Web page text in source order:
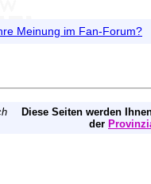
Meinung im Fan-Forum?
Diese Seiten werden
der